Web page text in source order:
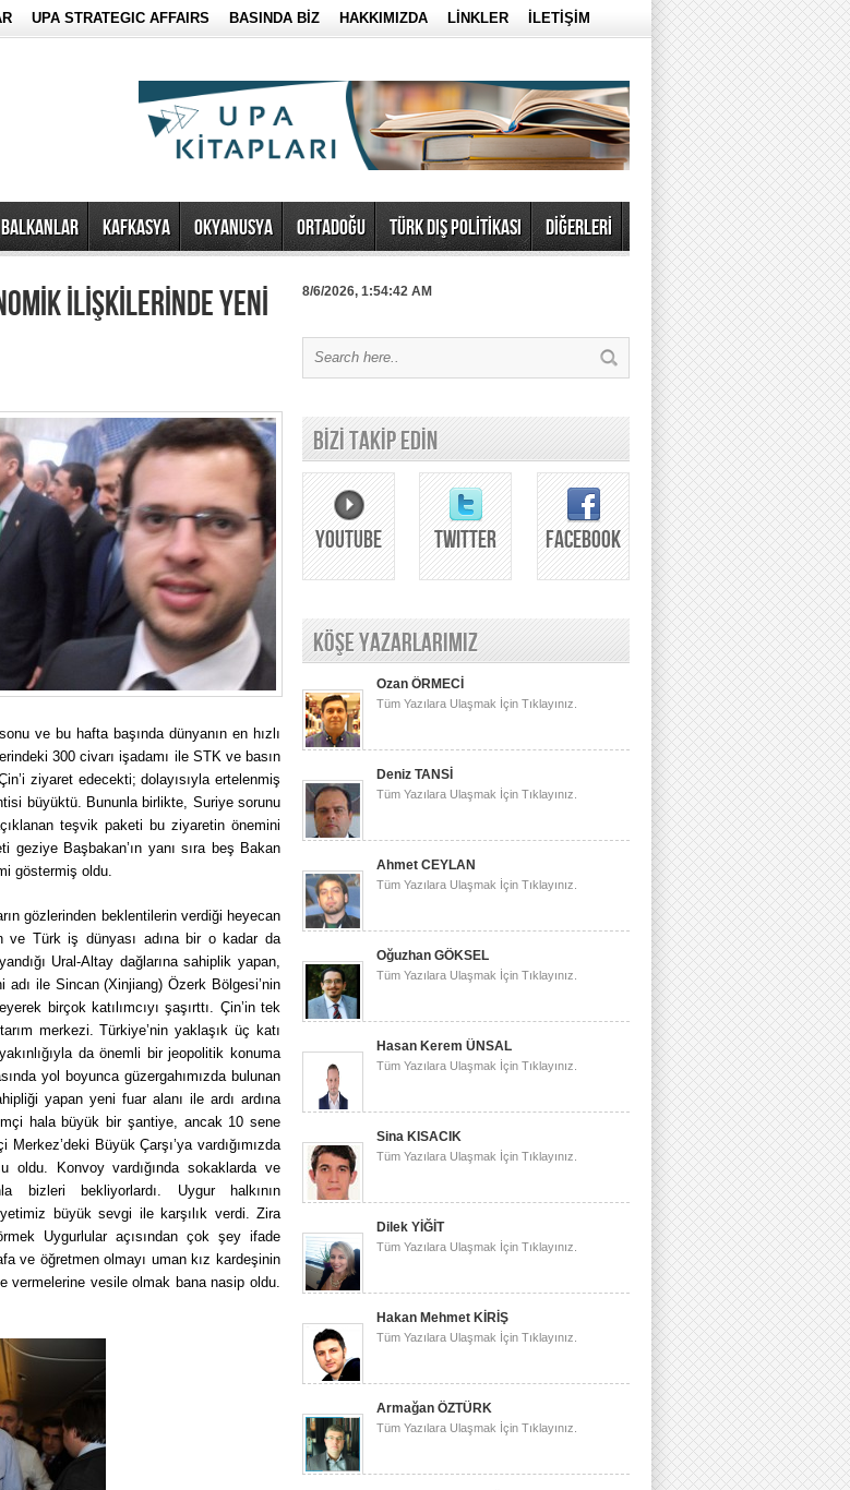
UPA STRATEGIC AFFAIRS BASINDA BİZ HAKKIMIZDA LİNKLER İLETİŞİM
BALKANLAR KAFKASYA OKYANUSYA ORTADOĞU TÜRK DIŞ POLİTİKASI DİĞERLERİ
İLİŞKİLERİNDE YENİ
ve bu hafta başında dünyanın en hızlı
300 civarı işadamı ile STK ve basın
ziyaret edecekti; dolayısıyla ertelenmiş
büyüktü. Bununla birlikte, Suriye sorunu
teşvik paketi bu ziyaretin önemini
geziye Başbakan’ın yanı sıra beş Bakan
göstermiş oldu.
gözlerinden beklentilerin verdiği heyecan
ve Türk iş dünyası adına bir o kadar da
Ural-Altay dağlarına sahiplik yapan,
adı ile Sincan (Xinjiang) Özerk Bölgesi’nin
birçok katılımcıyı şaşırttı. Çin’in tek
merkezi. Türkiye’nin yaklaşık üç katı
da önemli bir jeopolitik konuma
yol boyunca güzergahımızda bulunan
yapan yeni fuar alanı ile ardı ardına
hala büyük bir şantiye, ancak 10 sene
Büyük Çarşı’ya vardığımızda
oldu. Konvoy vardığında sokaklarda ve
bizleri bekliyorlardı. Uygur halkının
büyük sevgi ile karşılık verdi. Zira
Uygurlular açısından çok şey ifade
ve öğretmen olmayı uman kız kardeşinin
vermelerine vesile olmak bana nasip oldu.
8/6/2026, 1:54:42 AM
BİZİ TAKİP EDİN
YOUTUBE TWITTER FACEBOOK
KÖŞE YAZARLARIMIZ
Ozan ÖRMECİ
Tüm Yazılara Ulaşmak İçin Tıklayınız.
Deniz TANSİ
Tüm Yazılara Ulaşmak İçin Tıklayınız.
Ahmet CEYLAN
Tüm Yazılara Ulaşmak İçin Tıklayınız.
Oğuzhan GÖKSEL
Tüm Yazılara Ulaşmak İçin Tıklayınız.
Hasan Kerem ÜNSAL
Tüm Yazılara Ulaşmak İçin Tıklayınız.
Sina KISACIK
Tüm Yazılara Ulaşmak İçin Tıklayınız.
Dilek YİĞİT
Tüm Yazılara Ulaşmak İçin Tıklayınız.
Hakan Mehmet KİRİŞ
Tüm Yazılara Ulaşmak İçin Tıklayınız.
Armağan ÖZTÜRK
Tüm Yazılara Ulaşmak İçin Tıklayınız.